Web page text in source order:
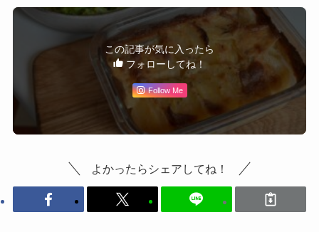
この記事が気に入ったら
フォローしてね！
Follow Me
よかったらシェアしてね！